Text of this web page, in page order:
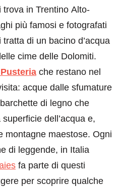
trova in Trentino Alto-
più famosi e fotografati
di un bacino d’acqua
cime delle Dolomiti.
che restano nel
acque dalle sfumature
di legno che
dell’acqua e,
montagne maestose. Ogni
di leggende, in Italia
fa parte di questi
per scoprire qualche